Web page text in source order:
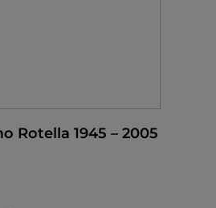
Rotella 1945 – 2005